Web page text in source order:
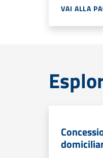
VAI ALLA